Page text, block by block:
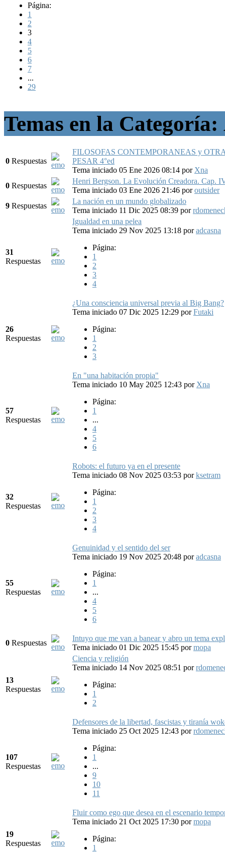
Página:
1
2
3
4
5
6
7
...
29
Temas en la
0 Respuestas
FILOSOFAS CONTEMPORANEAS y
PESAR 4°ed
Tema iniciado 05 Ene 2026 08:14 por Xna
0 Respuestas
Henri Bergson. La Evolución Creadora. Cap.
Tema iniciado 03 Ene 2026 21:46 poroutsider
9 Respuestas
La nación en un mundo globalizado
Tema iniciado 11 Dic 2025 08:39 por
31
Respuestas
Igualdad en una pelea
Tema iniciado 29 Nov 2025 13:18 poradcasna
Página:
1
2
3
4
26
Respuestas
¿Una consciencia universal previa al Big Bang?
Tema iniciado 07 Dic 2025 12:29 porFutaki
Página:
1
2
3
57
Respuestas
En "una habitación propia"
Tema iniciado 10 May 2025 12:43 por Xna
Página:
1
...
4
5
6
32
Respuestas
Robots: el futuro ya en el presente
Tema iniciado 08 Nov 2025 03:53 porksetram
Página:
1
2
3
4
55
Respuestas
Genuinidad y el sentido del ser
Tema iniciado 19 Nov 2025 20:48 poradcasna
Página:
1
...
4
5
6
0 Respuestas
Intuyo que me van a banear y abro un tema
Tema iniciado 01 Dic 2025 15:45 pormopa
13
Respuestas
Ciencia y religión
Tema iniciado 14 Nov 2025 08:51 por
Página:
1
2
107
Respuestas
Defensores de la libertad, fascistas y tiranía
Tema iniciado 25 Oct 2025 12:43 por
Página:
1
...
9
10
11
19
Respuestas
Fluir como ego que desea en el escenario
Tema iniciado 21 Oct 2025 17:30 pormopa
Página:
1